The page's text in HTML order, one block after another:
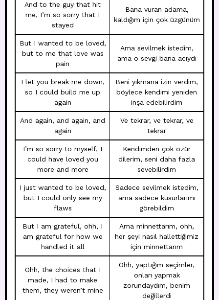
And to the guy that hit
me, I’m so sorry that I
stayed
Bana vuran adama,
kaldığım için çok üzgünüm
But I wanted to be loved,
but to me that love was
pain
Ama sevilmek istedim,
ama o sevgi bana acıydı
I let you break me down,
so I could build me up
again
Beni yıkmana izin verdim,
böylece kendimi yeniden
inşa edebilirdim
And again, and again, and
again
Ve tekrar, ve tekrar, ve
tekrar
I’m so sorry to myself, I
could have loved you
more and more
Kendimden çok özür
dilerim, seni daha fazla
sevebilirdim
I just wanted to be loved,
but I could only see my
flaws
Sadece sevilmek istedim,
ama sadece kusurlarımı
görebildim
But I am grateful, ohh, I
am grateful for how we
handled it all
Ama minnettarım, ohh,
her şeyi nasıl hallettiğimiz
için minnettarım
Ohh, the choices that I
made, I had to make
them, they weren’t mine
Ohh, yaptığım seçimler,
onları yapmak
zorundaydım, benim
değillerdi